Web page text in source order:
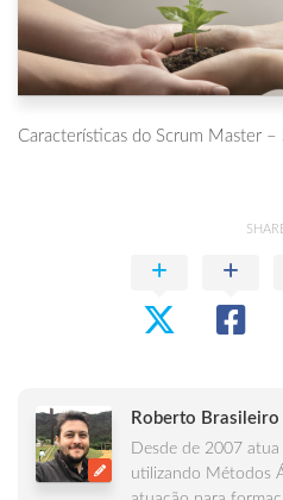
Características do Scrum Master
Roberto Brasileiro
Desde de 2007
utilizando Métodos